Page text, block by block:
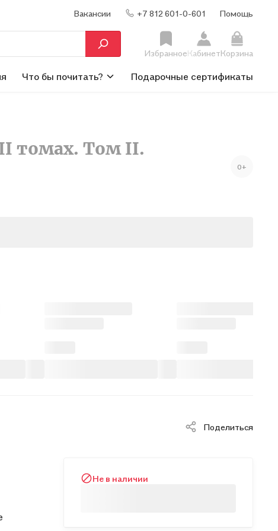
Вакансии +7 812 601-0-601 Помощь
ИзбранноеКабинетКорзина
Что бы почитать? Подарочные сертификаты
томах. Том II.
0+
Поделиться
Не в наличии